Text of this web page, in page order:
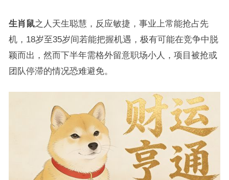
生肖鼠之人天生聪慧，反应敏捷，事业上常能抢占先
机，18岁至35岁间若能把握机遇，极有可能在竞争中脱
颖而出，然而下半年需格外留意职场小人，项目被抢或
团队停滞的情况恐难避免。